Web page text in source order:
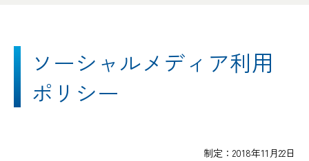
ソーシャルメディア利用
ポリシー
制定：2018年11月22日